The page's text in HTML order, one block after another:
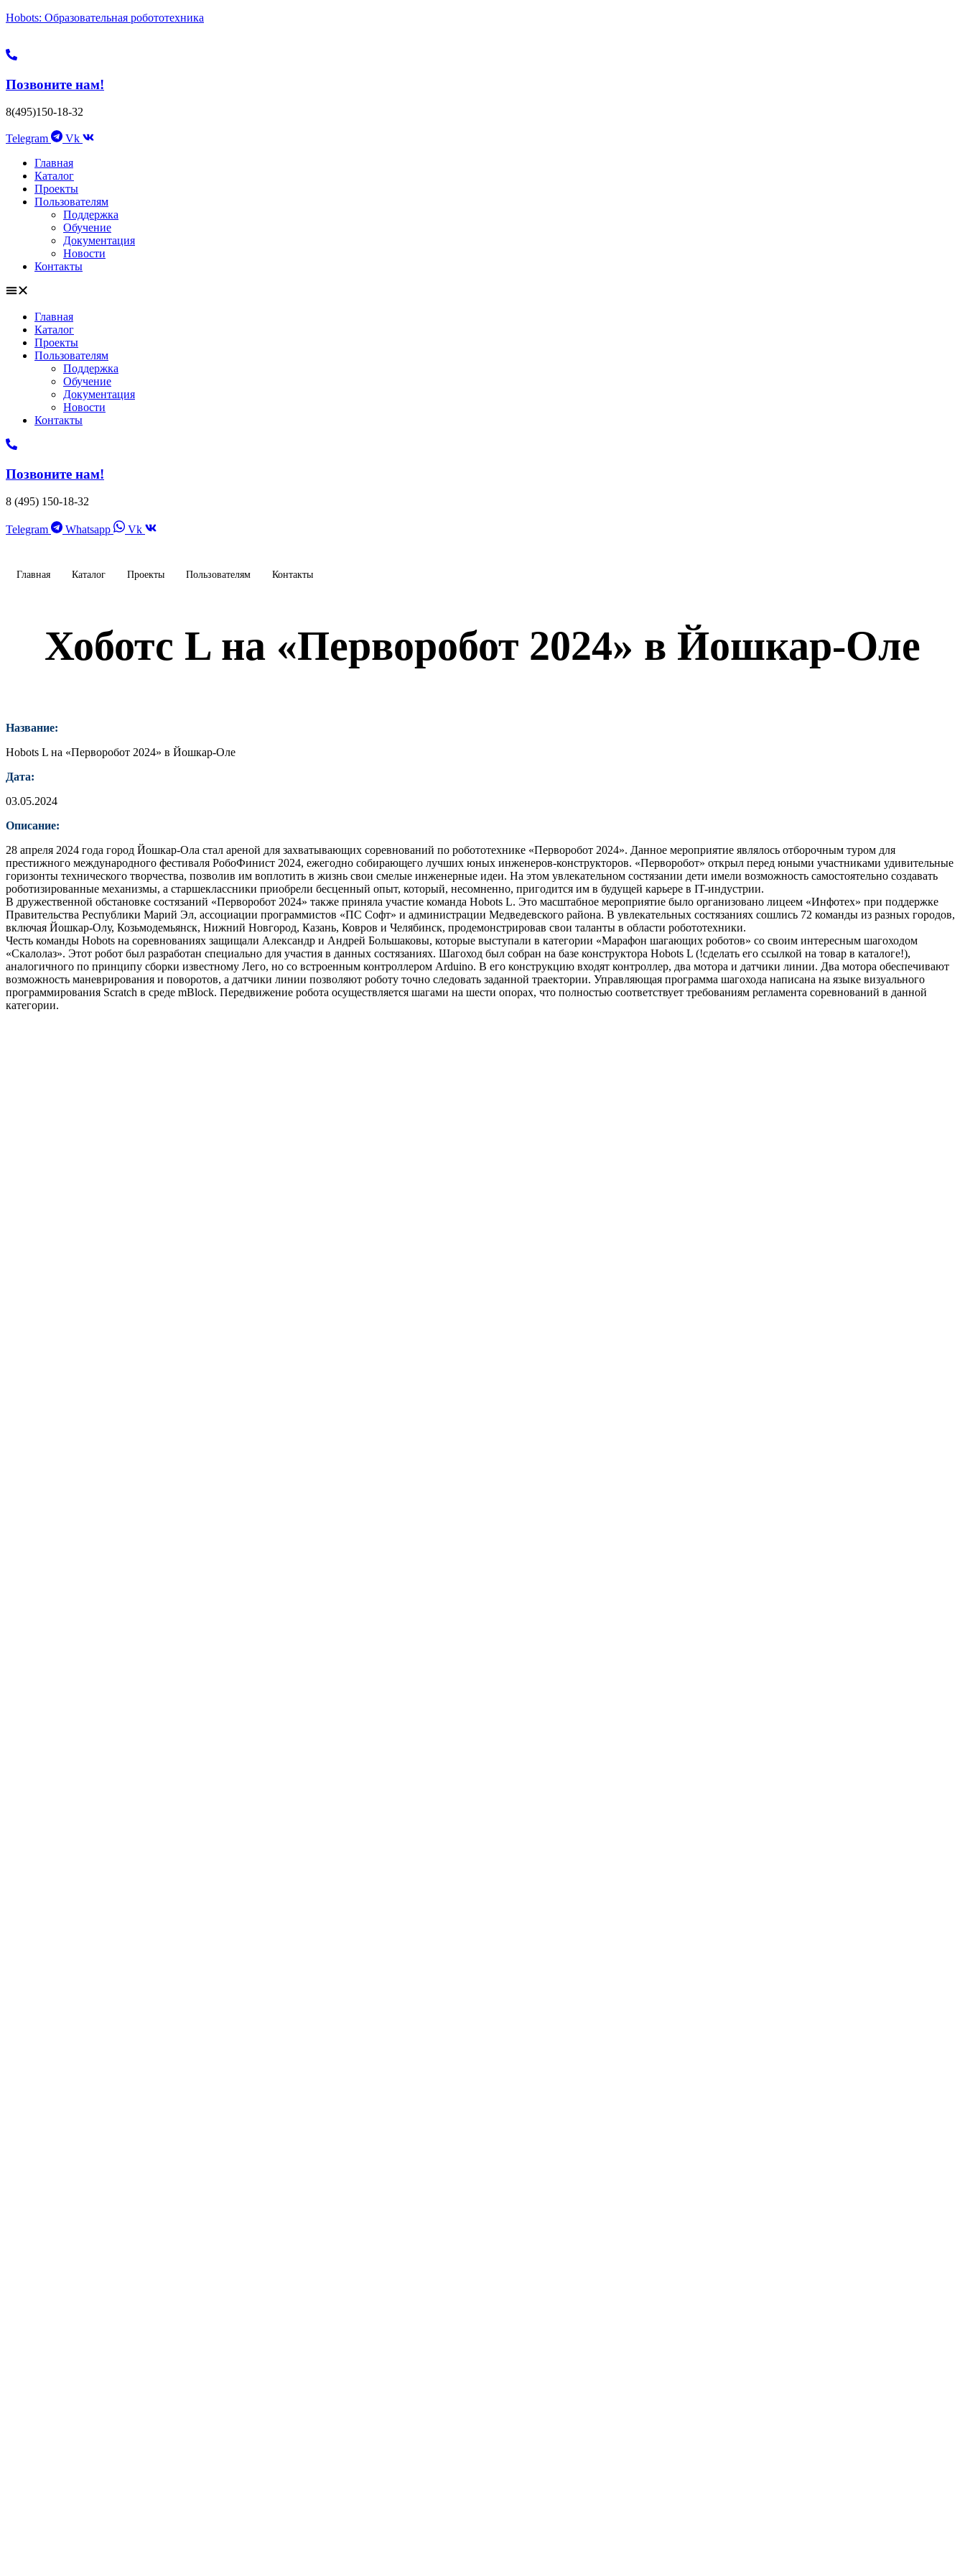
Hobots: Образовательная робототехника
Позвоните нам!
8(495)150-18-32
Telegram
Vk
Главная
Каталог
Проекты
Пользователям
Поддержка
Обучение
Документация
Новости
Контакты
Главная
Каталог
Проекты
Пользователям
Поддержка
Обучение
Документация
Новости
Контакты
Позвоните нам!
8 (495) 150-18-32
Telegram Whatsapp Vk
Главная Каталог Проекты Пользователям Контакты
Хоботс L на «Перворобот 2024» в Йошкар-Оле
Название:
Hobots L на «Перворобот 2024» в Йошкар-Оле
Дата:
03.05.2024
Описание:
28 апреля 2024 года город Йошкар-Ола стал ареной для захватывающих соревнований по робототехнике «Перворобот 2024». Данное мероприятие являлось отборочным туром для
престижного международного фестиваля РобоФинист 2024, ежегодно собирающего лучших юных инженеров-конструкторов. «Перворобот» открыл перед юными участниками удивительные
горизонты технического творчества, позволив им воплотить в жизнь свои смелые инженерные идеи. На этом увлекательном состязании дети имели возможность самостоятельно создавать
роботизированные механизмы, а старшеклассники приобрели бесценный опыт, который, несомненно, пригодится им в будущей карьере в IT-индустрии.
В дружественной обстановке состязаний «Перворобот 2024» также приняла участие команда Hobots L. Это масштабное мероприятие было организовано лицеем «Инфотех» при поддержке
Правительства Республики Марий Эл, ассоциации программистов «ПС Софт» и администрации Медведевского района. В увлекательных состязаниях сошлись 72 команды из разных городов,
включая Йошкар-Олу, Козьмодемьянск, Нижний Новгород, Казань, Ковров и Челябинск, продемонстрировав свои таланты в области робототехники.
Честь команды Hobots на соревнованиях защищали Александр и Андрей Большаковы, которые выступали в категории «Марафон шагающих роботов» со своим интересным шагоходом
«Скалолаз». Этот робот был разработан специально для участия в данных состязаниях. Шагоход был собран на базе конструктора Hobots L (!сделать его ссылкой на товар в каталоге!),
аналогичного по принципу сборки известному Лего, но со встроенным контроллером Arduino. В его конструкцию входят контроллер, два мотора и датчики линии. Два мотора обеспечивают
возможность маневрирования и поворотов, а датчики линии позволяют роботу точно следовать заданной траектории. Управляющая программа шагохода написана на языке визуального
программирования Scratch в среде mBlock. Передвижение робота осуществляется шагами на шести опорах, что полностью соответствует требованиям регламента соревнований в данной
категории.